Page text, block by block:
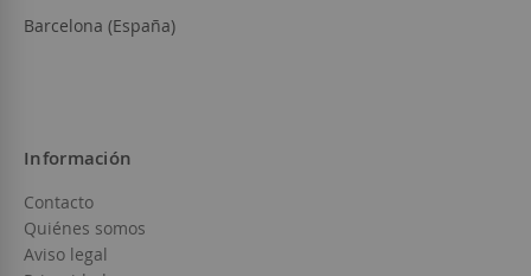
Barcelona (España)
Información
Contacto
Quiénes somos
Aviso legal